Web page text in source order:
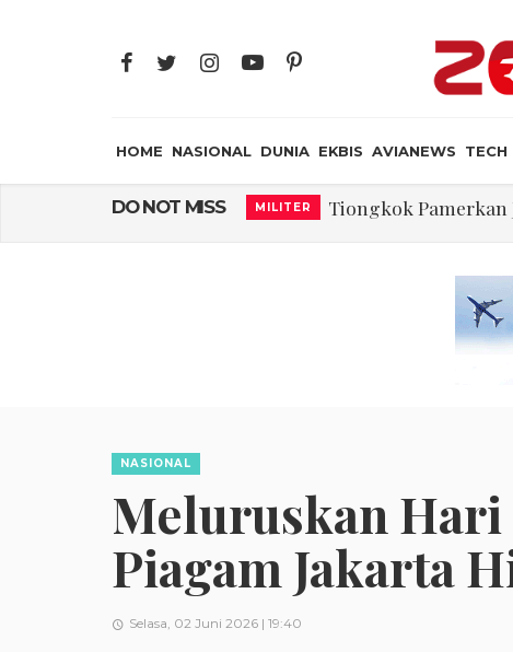
HOME NASIONAL DUNIA EKBIS AVIANEWS TECH
DO NOT MISS MILITER Tiongkok Pamerkan
Perjanjian Selat
Pakar: Ekonomi
Gegara Stok
Trump Batasi Hak
NASIONAL
Meluruskan Hari
Piagam Jakarta
Selasa, 02 Juni 2026 | 19:40